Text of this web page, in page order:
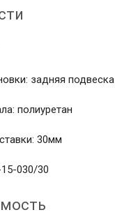
задняя подвеска
полиуретан
30мм
030/30